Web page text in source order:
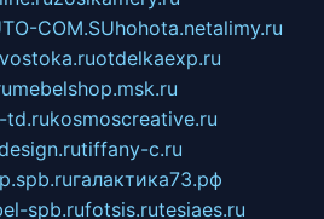
COM.SUhohota.netalimy.ru
otdelkaexp.ru
mebelshop.msk.ru
td.rukosmoscreative.ru
tiffany-c.ru
галактика73.рф
spb.rufotsis.rutesiaes.ru